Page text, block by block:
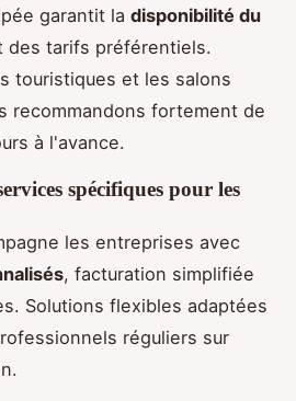
garantit la disponibilité du
des tarifs préférentiels.
touristiques et les salons
recommandons fortement de
à l'avance.
spécifiques pour les
les entreprises avec
, facturation simplifiée
Solutions flexibles adaptées
réguliers sur